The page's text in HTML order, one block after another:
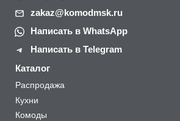
zakaz@komodmsk.ru
Написать в WhatsApp
Написать в Telegram
Каталог
Распродажа
Кухни
Комоды